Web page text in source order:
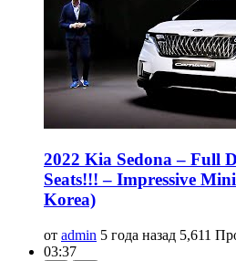
2022 Kia Sedona – Full
Seats!!! – Impressive
Korea)
от admin 5 года назад 5,611
03:37